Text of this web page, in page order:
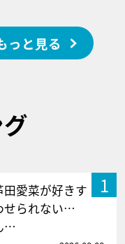
っと見る
1
愛菜が好きす
せられない…
…